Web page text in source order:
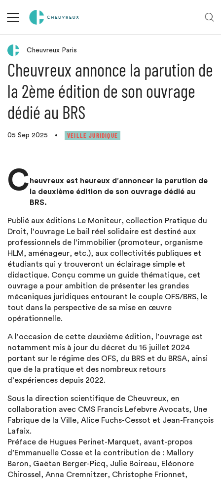
Retour aux actualités
Cheuvreux Paris
Cheuvreux annonce la parution de
la 2ème édition de son ouvrage
dédié au BRS
05 Sep 2025 • VEILLE JURIDIQUE
C heuvreux est heureux d’annoncer la parution de
la deuxième édition de son ouvrage dédié au
BRS.
Publié aux éditions Le Moniteur, collection Pratique du
Droit, l’ouvrage Le bail réel solidaire est destiné aux
professionnels de l’immobilier (promoteur, organisme
HLM, aménageur, etc.), aux collectivités publiques et
étudiants qui y trouveront un éclairage simple et
didactique. Conçu comme un guide thématique, cet
ouvrage a pour ambition de présenter les grandes
mécaniques juridiques entourant le couple OFS/BRS, le
tout dans la perspective de sa mise en œuvre
opérationnelle.
A l’occasion de cette deuxième édition, l’ouvrage est
notamment mis à jour du décret du 16 juillet 2024
portant sur le régime des OFS, du BRS et du BRSA, ainsi
que de la pratique et des nombreux retours
d’expériences depuis 2022.
Sous la direction scientifique de Cheuvreux, en
collaboration avec CMS Francis Lefebvre Avocats, Une
Fabrique de la Ville, Alice Fuchs-Cessot et Jean-François
Lafaix.
Préface de Hugues Perinet-Marquet, avant-propos
d’Emmanuelle Cosse et la contribution de : Mallory
Baron, Gaëtan Berger-Picq, Julie Boireau, Eléonore
Chirossel, Anna Cremnitzer, Christophe Frionnet,